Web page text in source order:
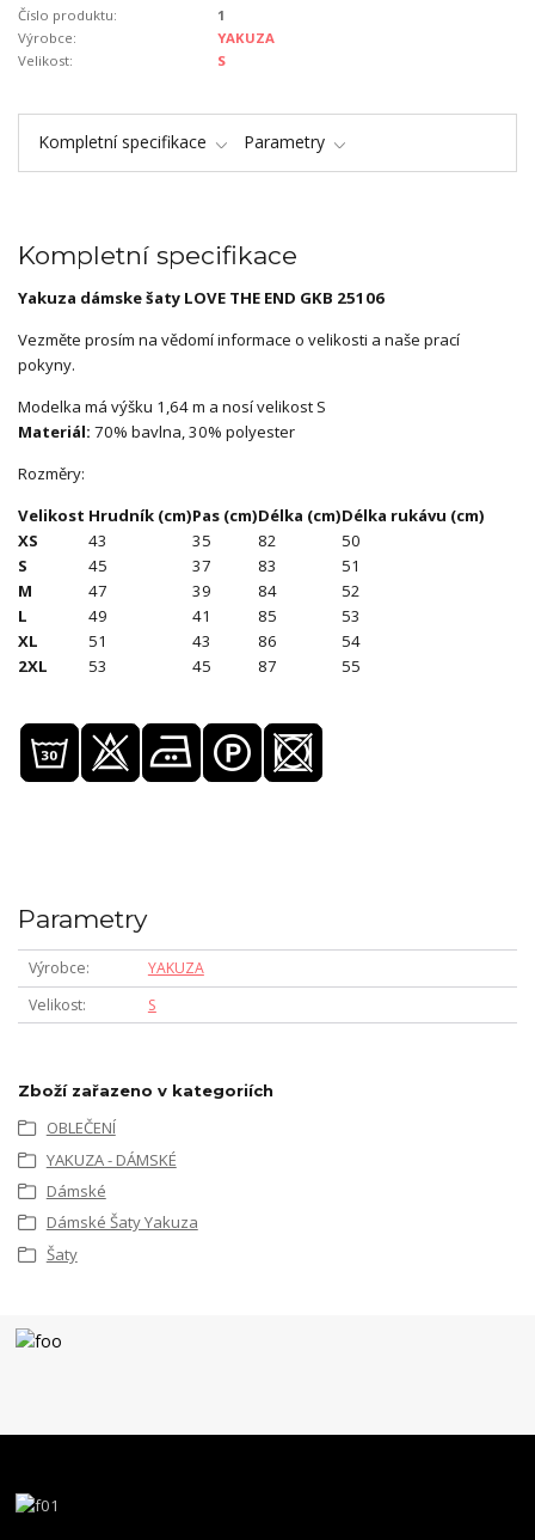
Číslo produktu:
1
Výrobce:
YAKUZA
Velikost:
S
Kompletní specifikace Parametry
Kompletní specifikace
Yakuza dámske šaty LOVE THE END GKB 25106
Vezměte prosím na vědomí informace o velikosti a naše prací
pokyny.
Modelka má výšku 1,64 m a nosí velikost S
Materiál: 70% bavlna, 30% polyester
Rozměry:
Velikost Hrudník (cm)Pas (cm)Délka (cm)Délka rukávu (cm)
XS
43 35 82
50
S
45 37 83
51
M
47 39 84
52
L
49 41 85
53
XL
51 43 86
54
2XL
53 45 87 55
Parametry
Výrobce
YAKUZA
Velikost
S
Zboží zařazeno v kategoriích
OBLEČENÍ
YAKUZA - DÁMSKÉ
Dámské
Dámské Šaty Yakuza
Šaty